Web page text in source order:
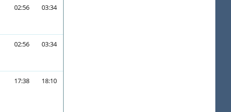
02:56 03:34
02:56 03:34
17:38 18:10